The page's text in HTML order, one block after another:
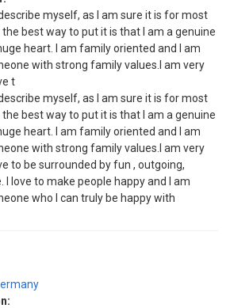
myself, as I am sure it is for most
the best way to put it is that I am a genuine
heart. I am family oriented and I am
with strong family values.I am very
t
myself, as I am sure it is for most
the best way to put it is that I am a genuine
heart. I am family oriented and I am
with strong family values.I am very
to be surrounded by fun , outgoing,
I love to make people happy and I am
who I can truly be happy with